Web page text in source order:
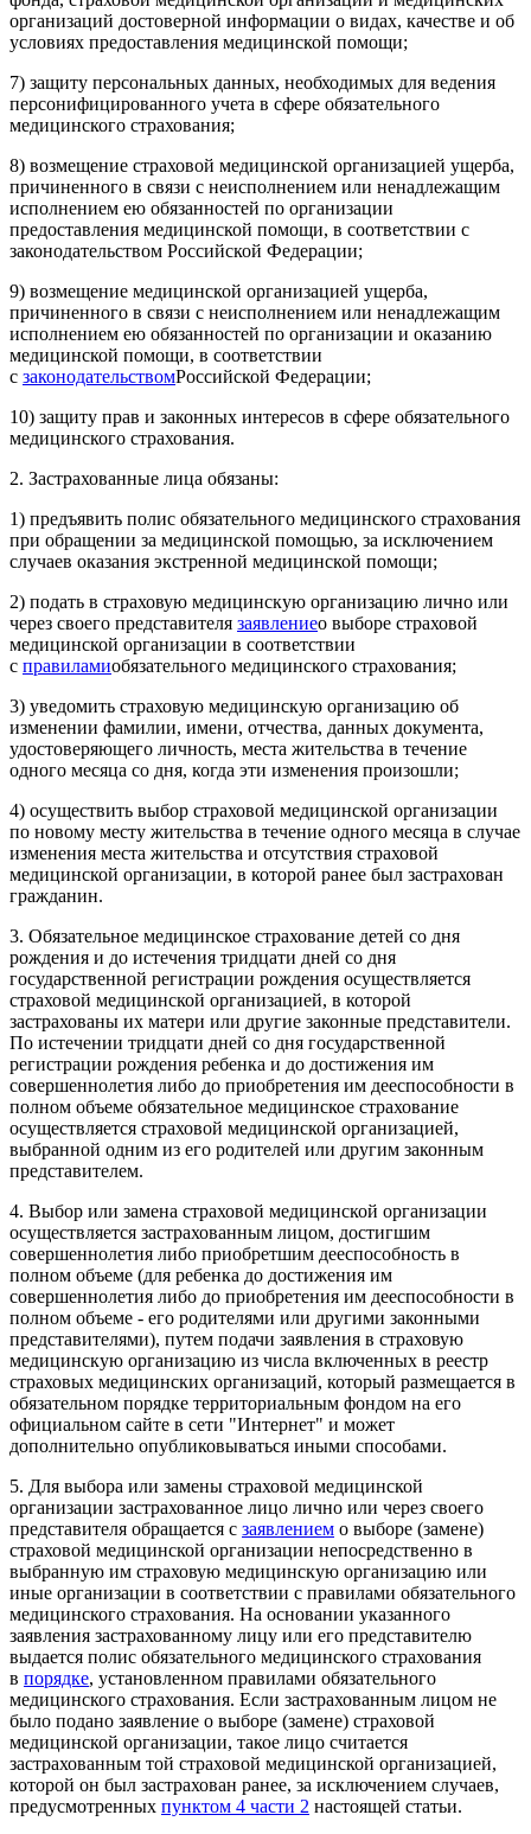
организаций достоверной информации о видах, качестве и об
условиях предоставления медицинской помощи;
7) защиту персональных данных, необходимых для ведения
персонифицированного учета в сфере обязательного
медицинского страхования;
8) возмещение страховой медицинской организацией ущерба,
причиненного в связи с неисполнением или ненадлежащим
исполнением ею обязанностей по организации
предоставления медицинской помощи, в соответствии с
законодательством Российской Федерации;
9) возмещение медицинской организацией ущерба,
причиненного в связи с неисполнением или ненадлежащим
исполнением ею обязанностей по организации и оказанию
медицинской помощи, в соответствии
с законодательствомРоссийской Федерации;
10) защиту прав и законных интересов в сфере обязательного
медицинского страхования.
2. Застрахованные лица обязаны:
1) предъявить полис обязательного медицинского страхования
при обращении за медицинской помощью, за исключением
случаев оказания экстренной медицинской помощи;
2) подать в страховую медицинскую организацию лично или
через своего представителя заявлениео выборе страховой
медицинской организации в соответствии
с правиламиобязательного медицинского страхования;
3) уведомить страховую медицинскую организацию об
изменении фамилии, имени, отчества, данных документа,
удостоверяющего личность, места жительства в течение
одного месяца со дня, когда эти изменения произошли;
4) осуществить выбор страховой медицинской организации
по новому месту жительства в течение одного месяца в случае
изменения места жительства и отсутствия страховой
медицинской организации, в которой ранее был застрахован
гражданин.
3. Обязательное медицинское страхование детей со дня
рождения и до истечения тридцати дней со дня
государственной регистрации рождения осуществляется
страховой медицинской организацией, в которой
застрахованы их матери или другие законные представители.
По истечении тридцати дней со дня государственной
регистрации рождения ребенка и до достижения им
совершеннолетия либо до приобретения им дееспособности в
полном объеме обязательное медицинское страхование
осуществляется страховой медицинской организацией,
выбранной одним из его родителей или другим законным
представителем.
4. Выбор или замена страховой медицинской организации
осуществляется застрахованным лицом, достигшим
совершеннолетия либо приобретшим дееспособность в
полном объеме (для ребенка до достижения им
совершеннолетия либо до приобретения им дееспособности в
полном объеме - его родителями или другими законными
представителями), путем подачи заявления в страховую
медицинскую организацию из числа включенных в реестр
страховых медицинских организаций, который размещается в
обязательном порядке территориальным фондом на его
официальном сайте в сети "Интернет" и может
дополнительно опубликовываться иными способами.
5. Для выбора или замены страховой медицинской
организации застрахованное лицо лично или через своего
представителя обращается с заявлением о выборе (замене)
страховой медицинской организации непосредственно в
выбранную им страховую медицинскую организацию или
иные организации в соответствии с правилами обязательного
медицинского страхования. На основании указанного
заявления застрахованному лицу или его представителю
выдается полис обязательного медицинского страхования
в порядке, установленном правилами обязательного
медицинского страхования. Если застрахованным лицом не
было подано заявление о выборе (замене) страховой
медицинской организации, такое лицо считается
застрахованным той страховой медицинской организацией,
которой он был застрахован ранее, за исключением случаев,
предусмотренных пунктом 4 части 2 настоящей статьи.